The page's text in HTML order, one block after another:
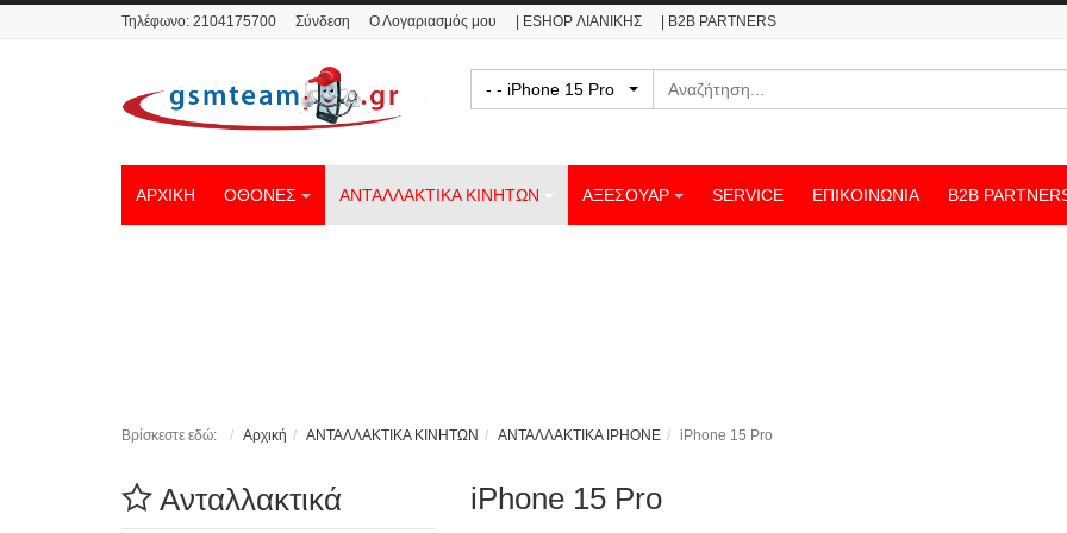
Τηλέφωνο: 2104175700 Σύνδεση Ο Λογαριασμός μου | ESHOP ΛΙΑΝΙΚΗΣ | B2B PARTNERS
- - iPhone 15 Pro
ΑΡΧΙΚΗ ΟΘΟΝΕΣ ΑΝΤΑΛΛΑΚΤΙΚΑ ΚΙΝΗΤΩΝ ΑΞΕΣΟΥΑΡ SERVICE ΕΠΙΚΟΙΝΩΝΊΑ B2B
Βρίσκεστε εδώ: Αρχική ΑΝΤΑΛΛΑΚΤΙΚΑ ΚΙΝΗΤΩΝ ΑΝΤΑΛΛΑΚΤΙΚΑ IPHONE iPhone 15 Pro
iPhone 15 Pro
Ανταλλακτικά